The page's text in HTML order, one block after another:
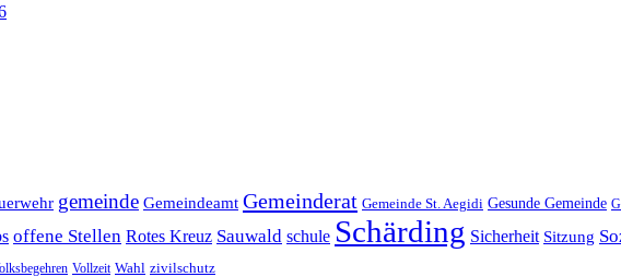
gemeinde Gemeindeamt Gemeinderat Gemeinde St. Aegidi Gesunde Gemeinde
offene Stellen Rotes Kreuz Sauwald schule Schärding Sicherheit Sitzung
Vollzeit Wahl zivilschutz